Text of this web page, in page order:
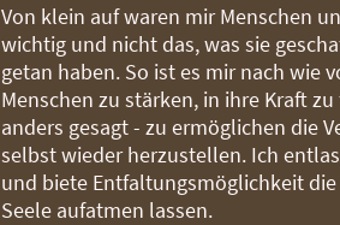
Von klein auf waren mir Menschen
wichtig und nicht das, was sie
getan haben. So ist es mir nach wie
Menschen zu stärken, in ihre Kraft
anders gesagt - zu ermöglichen die
selbst wieder herzustellen. Ich
und biete Entfaltungsmöglichkeit die
Seele aufatmen lassen.